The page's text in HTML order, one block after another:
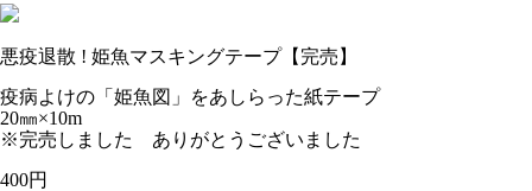
悪疫退散 ! 姫魚マスキングテープ【完売】
疫病よけの「姫魚図」をあしらった紙テープ
20㎜×10m
※完売しました ありがとうございました
400円